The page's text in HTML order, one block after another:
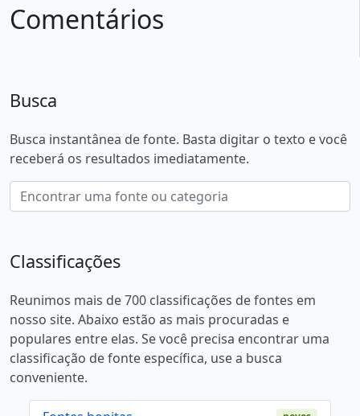
Comentários
Busca
Busca instantânea de fonte. Basta digitar o texto e você
receberá os resultados imediatamente.
Classificações
Reunimos mais de 700 classificações de fontes em
nosso site. Abaixo estão as mais procuradas e
populares entre elas. Se você precisa encontrar uma
classificação de fonte específica, use a busca
conveniente.